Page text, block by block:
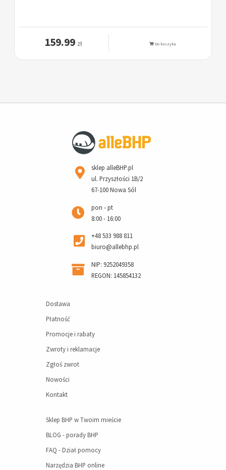
159.99 zł Do koszyka
sklep alleBHP.pl
ul. Przyszłości 1B/2
67-100 Nowa Sól
pon - pt
8:00 - 16:00
+48 533 988 811
biuro@allebhp.pl
NIP: 9252049358
REGON: 145854132
Dostawa
Płatność
Promocje i rabaty
Zwroty i reklamacje
Zgłoś zwrot
Nowości
Kontakt
Sklep BHP w Twoim mieście
BLOG - porady BHP
FAQ - Dział pomocy
Narzędzia BHP online